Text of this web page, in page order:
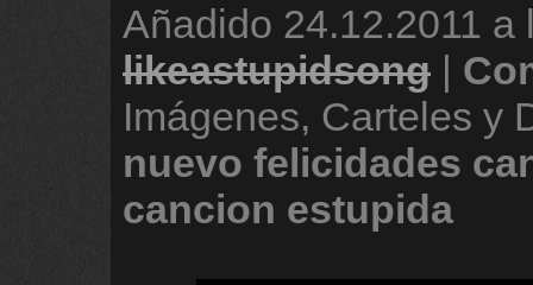
Añadido 24.12.2011 a
likeastupidsong |
Imágenes, Carteles y
nuevo felicidades
cancion estupida